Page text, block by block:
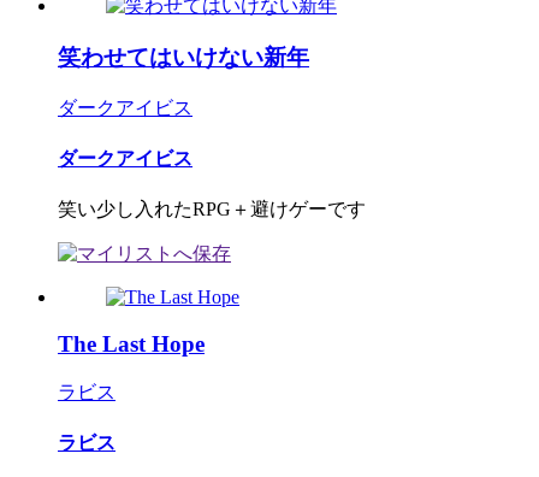
笑わせてはいけない新年
ダークアイビス
ダークアイビス
笑い少し入れたRPG＋避けゲーです
The Last Hope
ラビス
ラビス